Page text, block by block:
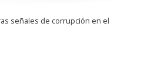
señales de corrupción en el